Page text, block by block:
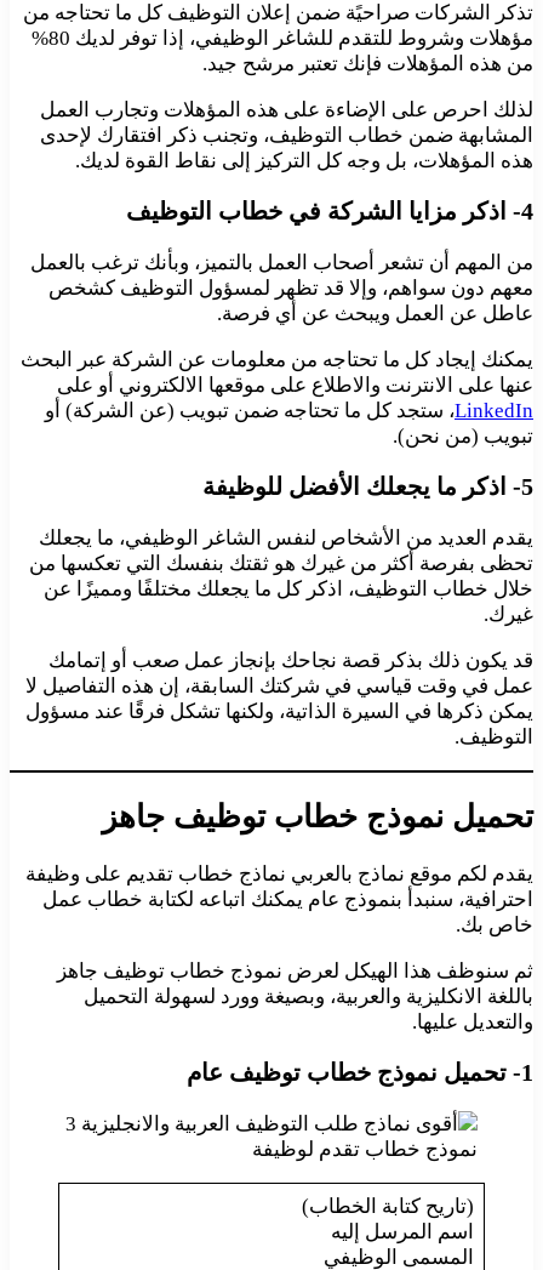
تذكر الشركات صراحيًة ضمن إعلان التوظيف كل ما تحتاجه من
مؤهلات وشروط للتقدم للشاغر الوظيفي، إذا توفر لديك 80%
من هذه المؤهلات فإنك تعتبر مرشح جيد.
لذلك احرص على الإضاءة على هذه المؤهلات وتجارب العمل
المشابهة ضمن خطاب التوظيف، وتجنب ذكر افتقارك لإحدى
هذه المؤهلات، بل وجه كل التركيز إلى نقاط القوة لديك.
4- اذكر مزايا الشركة في خطاب التوظيف
من المهم أن تشعر أصحاب العمل بالتميز، وبأنك ترغب بالعمل
معهم دون سواهم، وإلا قد تظهر لمسؤول التوظيف كشخص
عاطل عن العمل ويبحث عن أي فرصة.
يمكنك إيجاد كل ما تحتاجه من معلومات عن الشركة عبر البحث
عنها على الانترنت والاطلاع على موقعها الالكتروني أو على
LinkedIn، ستجد كل ما تحتاجه ضمن تبويب (عن الشركة) أو
تبويب (من نحن).
5- اذكر ما يجعلك الأفضل للوظيفة
يقدم العديد من الأشخاص لنفس الشاغر الوظيفي، ما يجعلك
تحظى بفرصة أكثر من غيرك هو ثقتك بنفسك التي تعكسها من
خلال خطاب التوظيف، اذكر كل ما يجعلك مختلفًا ومميزًا عن
غيرك.
قد يكون ذلك بذكر قصة نجاحك بإنجاز عمل صعب أو إتمامك
عمل في وقت قياسي في شركتك السابقة، إن هذه التفاصيل لا
يمكن ذكرها في السيرة الذاتية، ولكنها تشكل فرقًا عند مسؤول
التوظيف.
تحميل نموذج خطاب توظيف جاهز
يقدم لكم موقع نماذج بالعربي نماذج خطاب تقديم على وظيفة
احترافية، سنبدأ بنموذج عام يمكنك اتباعه لكتابة خطاب عمل
خاص بك.
ثم سنوظف هذا الهيكل لعرض نموذج خطاب توظيف جاهز
باللغة الانكليزية والعربية، وبصيغة وورد لسهولة التحميل
والتعديل عليها.
1- تحميل نموذج خطاب توظيف عام
نموذج خطاب تقدم لوظيفة
(تاريح كتابة الخطاب)
اسم المرسل إليه
المسمى الوظيفي